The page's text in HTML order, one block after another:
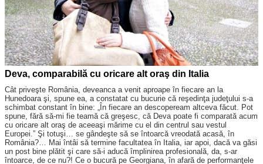
Deva, comparabilă cu oricare alt oraş din Italia
Cât priveşte România, deveanca a venit aproape în fiecare an la
Hunedoara şi, spune ea, a constatat cu bucurie că reşedinţa judeţului s-a
schimbat constant în bine: „În fiecare an descopeream altceva făcut. Pot
spune, fără să-mi fie teamă că greşesc, că Deva poate fi comparată acum
cu oricare alt oraş de aceeaşi mărime cu el din centrul sau vestul
Europei.” Şi totuşi… se gândeşte să se întoarcă vreodată acasă, în
România?… Mai întâi să termine facultatea în Italia, iar apoi, dacă va găsi
un post bine plătit şi care să-i aducă împlinirea profesională, da, s-ar
întoarce, de ce nu?! Ce o bucură pe Georgiana, în afară de performanţele